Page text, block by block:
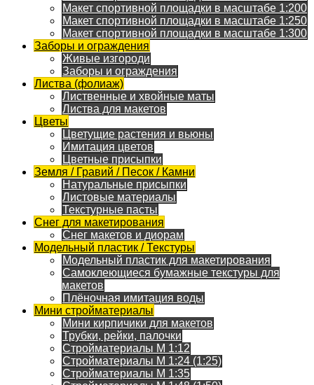
Макет спортивной площадки в масштабе 1:200
Макет спортивной площадки в масштабе 1:250
Макет спортивной площадки в масштабе 1:300
Заборы и ограждения
Живые изгороди
Заборы и ограждения
Листва (фолиаж)
Лиственные и хвойные маты
Листва для макетов
Цветы
Цветущие растения и вьюны
Имитация цветов
Цветные присыпки
Земля / Гравий / Песок / Камни
Натуральные присыпки
Листовые материалы
Текстурные пасты
Снег для макетирования
Снег макетов и диорам
Модельный пластик / Текстуры
Модельный пластик для макетирования
Самоклеющиеся бумажные текстуры для
макетов
Плёночная имитация воды
Мини стройматериалы
Мини кирпичики для макетов
Трубки, рейки, палочки
Стройматериалы M 1:12
Стройматериалы M 1:24 (1:25)
Стройматериалы M 1:35